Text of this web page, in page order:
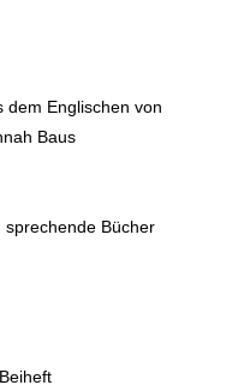
dem Englischen von
Baus
sprechende Bücher
Interessenskreis